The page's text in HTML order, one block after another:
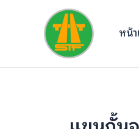
หน้